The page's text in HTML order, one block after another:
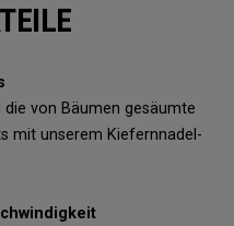
die von Bäumen gesäumte
mit unserem Kiefernnadel-